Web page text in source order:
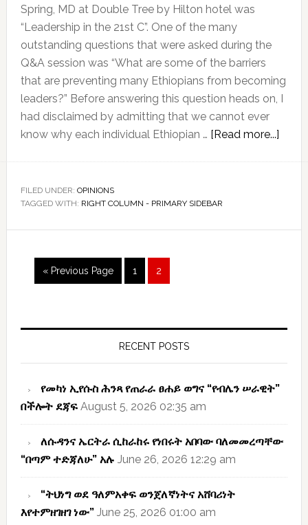
Spring, MD at Double Tree by Hilton hotel was
“Leadership in the 21st C”. One of the many
outstanding questions that were asked during the
Q&A session was “What are some of the barriers
that are preventing many Ethiopians from becoming
leaders?” Before answering this question heads on, I
had disclaimed by admitting that we cannot ever
know why each individual Ethiopian … [Read more...]about
FILED UNDER: OPINIONS
TAGGED WITH: RIGHT COLUMN - PRIMARY SIDEBAR
« Previous Page Page
1 Page
2
RECENT POSTS
የመካነ ኢየሱስ ሕንጻ የጠራራ ፀሐይ ወግና “የብሌን ሠራዊት”
በችሎት ደጃፍ August 5, 2026 02:35 am
ለሱዳንና ኤርትራ ሲከራከሩ የነበሩት አበባው ባለመመረጣቸው
“በጣም ተድጃለሁ” አሉ June 26, 2026 12:29 am
“ትህነግ ወደ ዓለምአቀፍ ወንጀለኛነትና አሸባሪነት
እየተምዘገዘገ ነው” June 25, 2026 01:00 am